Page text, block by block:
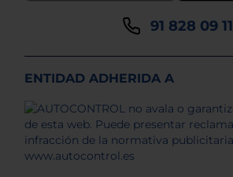
91 828 09 11
ENTIDAD ADHERIDA A